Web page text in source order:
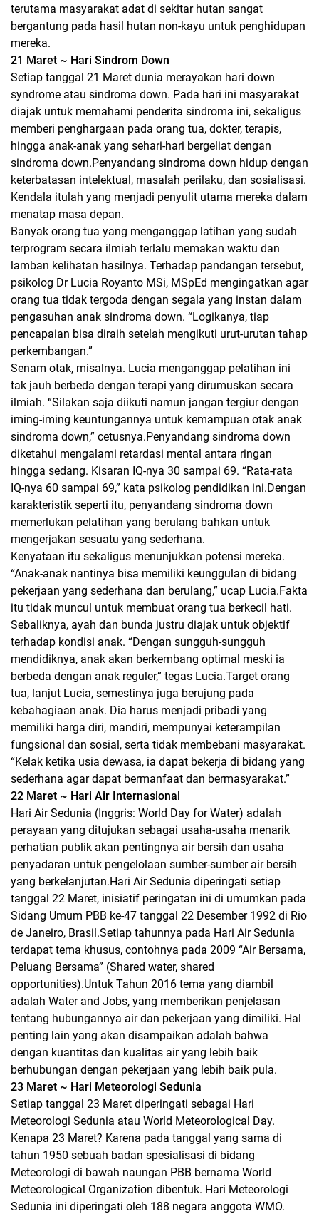
terutama masyarakat adat di sekitar hutan sangat
bergantung pada hasil hutan non-kayu untuk penghidupan
mereka.
21 Maret ~ Hari Sindrom Down
Setiap tanggal 21 Maret dunia merayakan hari down
syndrome atau sindroma down. Pada hari ini masyarakat
diajak untuk memahami penderita sindroma ini, sekaligus
memberi penghargaan pada orang tua, dokter, terapis,
hingga anak-anak yang sehari-hari bergeliat dengan
sindroma down.Penyandang sindroma down hidup dengan
keterbatasan intelektual, masalah perilaku, dan sosialisasi.
Kendala itulah yang menjadi penyulit utama mereka dalam
menatap masa depan.
Banyak orang tua yang menganggap latihan yang sudah
terprogram secara ilmiah terlalu memakan waktu dan
lamban kelihatan hasilnya. Terhadap pandangan tersebut,
psikolog Dr Lucia Royanto MSi, MSpEd mengingatkan agar
orang tua tidak tergoda dengan segala yang instan dalam
pengasuhan anak sindroma down. “Logikanya, tiap
pencapaian bisa diraih setelah mengikuti urut-urutan tahap
perkembangan.”
Senam otak, misalnya. Lucia menganggap pelatihan ini
tak jauh berbeda dengan terapi yang dirumuskan secara
ilmiah. “Silakan saja diikuti namun jangan tergiur dengan
iming-iming keuntungannya untuk kemampuan otak anak
sindroma down,” cetusnya.Penyandang sindroma down
diketahui mengalami retardasi mental antara ringan
hingga sedang. Kisaran IQ-nya 30 sampai 69. “Rata-rata
IQ-nya 60 sampai 69,” kata psikolog pendidikan ini.Dengan
karakteristik seperti itu, penyandang sindroma down
memerlukan pelatihan yang berulang bahkan untuk
mengerjakan sesuatu yang sederhana.
Kenyataan itu sekaligus menunjukkan potensi mereka.
“Anak-anak nantinya bisa memiliki keunggulan di bidang
pekerjaan yang sederhana dan berulang,” ucap Lucia.Fakta
itu tidak muncul untuk membuat orang tua berkecil hati.
Sebaliknya, ayah dan bunda justru diajak untuk objektif
terhadap kondisi anak. “Dengan sungguh-sungguh
mendidiknya, anak akan berkembang optimal meski ia
berbeda dengan anak reguler,” tegas Lucia.Target orang
tua, lanjut Lucia, semestinya juga berujung pada
kebahagiaan anak. Dia harus menjadi pribadi yang
memiliki harga diri, mandiri, mempunyai keterampilan
fungsional dan sosial, serta tidak membebani masyarakat.
“Kelak ketika usia dewasa, ia dapat bekerja di bidang yang
sederhana agar dapat bermanfaat dan bermasyarakat.”
22 Maret ~ Hari Air Internasional
Hari Air Sedunia (Inggris: World Day for Water) adalah
perayaan yang ditujukan sebagai usaha-usaha menarik
perhatian publik akan pentingnya air bersih dan usaha
penyadaran untuk pengelolaan sumber-sumber air bersih
yang berkelanjutan.Hari Air Sedunia diperingati setiap
tanggal 22 Maret, inisiatif peringatan ini di umumkan pada
Sidang Umum PBB ke-47 tanggal 22 Desember 1992 di Rio
de Janeiro, Brasil.Setiap tahunnya pada Hari Air Sedunia
terdapat tema khusus, contohnya pada 2009 “Air Bersama,
Peluang Bersama” (Shared water, shared
opportunities).Untuk Tahun 2016 tema yang diambil
adalah Water and Jobs, yang memberikan penjelasan
tentang hubungannya air dan pekerjaan yang dimiliki. Hal
penting lain yang akan disampaikan adalah bahwa
dengan kuantitas dan kualitas air yang lebih baik
berhubungan dengan pekerjaan yang lebih baik pula.
23 Maret ~ Hari Meteorologi Sedunia
Setiap tanggal 23 Maret diperingati sebagai Hari
Meteorologi Sedunia atau World Meteorological Day.
Kenapa 23 Maret? Karena pada tanggal yang sama di
tahun 1950 sebuah badan spesialisasi di bidang
Meteorologi di bawah naungan PBB bernama World
Meteorological Organization dibentuk. Hari Meteorologi
Sedunia ini diperingati oleh 188 negara anggota WMO.